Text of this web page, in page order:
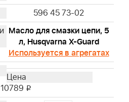
805267S
595191
491056
492932S
692513
696854
798576
596 45 73-02
Масло для смазки цепи, 5
л, Husqvarna X-Guard
Используется в агрегатах
10789 i